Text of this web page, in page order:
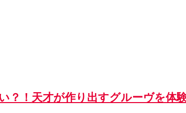
？！天才が作り出すグルーヴを体